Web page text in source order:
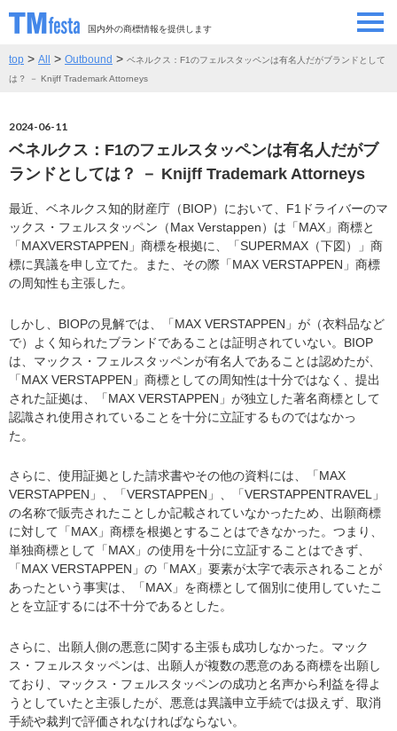
国内外の商標情報を提供します
SEMINAR/EVENT
CONTRIBUTORS 情報提供者
CONTACT お問い合わせ
top > All > Outbound > ベネルクス：F1のフェルスタッペンは有名人だがブランドとして
は？ － Knijff Trademark Attorneys
2024-06-11
ベネルクス：F1のフェルスタッペンは有名人だがブ
ランドとしては？ － Knijff Trademark Attorneys
最近、ベネルクス知的財産庁（BIOP）において、F1ドライバーのマ
ックス・フェルスタッペン（Max Verstappen）は「MAX」商標と
「MAXVERSTAPPEN」商標を根拠に、「SUPERMAX（下図）」商
標に異議を申し立てた。また、その際「MAX VERSTAPPEN」商標
の周知性も主張した。
しかし、BIOPの見解では、「MAX VERSTAPPEN」が（衣料品など
で）よく知られたブランドであることは証明されていない。BIOP
は、マックス・フェルスタッペンが有名人であることは認めたが、
「MAX VERSTAPPEN」商標としての周知性は十分ではなく、提出
された証拠は、「MAX VERSTAPPEN」が独立した著名商標として
認識され使用されていることを十分に立証するものではなかっ
た。
さらに、使用証拠とした請求書やその他の資料には、「MAX
VERSTAPPEN」、「VERSTAPPEN」、「VERSTAPPENTRAVEL」
の名称で販売されたことしか記載されていなかったため、出願商標
に対して「MAX」商標を根拠とすることはできなかった。つまり、
単独商標として「MAX」の使用を十分に立証することはできず、
「MAX VERSTAPPEN」の「MAX」要素が太字で表示されることが
あったという事実は、「MAX」を商標として個別に使用していたこ
とを立証するには不十分であるとした。
さらに、出願人側の悪意に関する主張も成功しなかった。マック
ス・フェルスタッペンは、出願人が複数の悪意のある商標を出願し
ており、マックス・フェルスタッペンの成功と名声から利益を得よ
うとしていたと主張したが、悪意は異議申立手続では扱えず、取消
手続や裁判で評価されなければならない。